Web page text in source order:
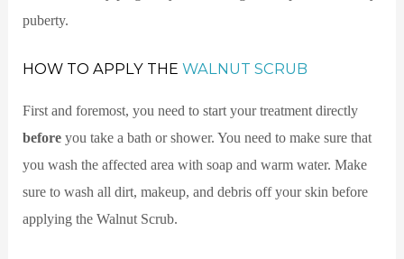
puberty.
HOW TO APPLY THEWALNUT SCRUB
First and foremost, you need to start your treatment directly
before you take a bath or shower. You need to make sure that
you wash the affected area with soap and warm water. Make
sure to wash all dirt, makeup, and debris off your skin before
applying the Walnut Scrub.